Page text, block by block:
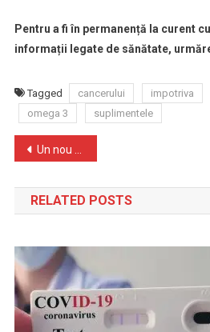
Pentru a fi în permanență la curent
informații legate de sănătate,
Tagged cancerului impotriva
omega 3
suplimentele
Navigare
în
articole
Un nou studiu asociază consumul de lapte cu un risc mai mare de cancer mamar
RELATED POSTS